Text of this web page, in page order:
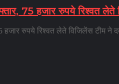
75 हजार रुपये रिश्वत
हजार रुपये रिश्वत लेते विजिलेंस टीम ने